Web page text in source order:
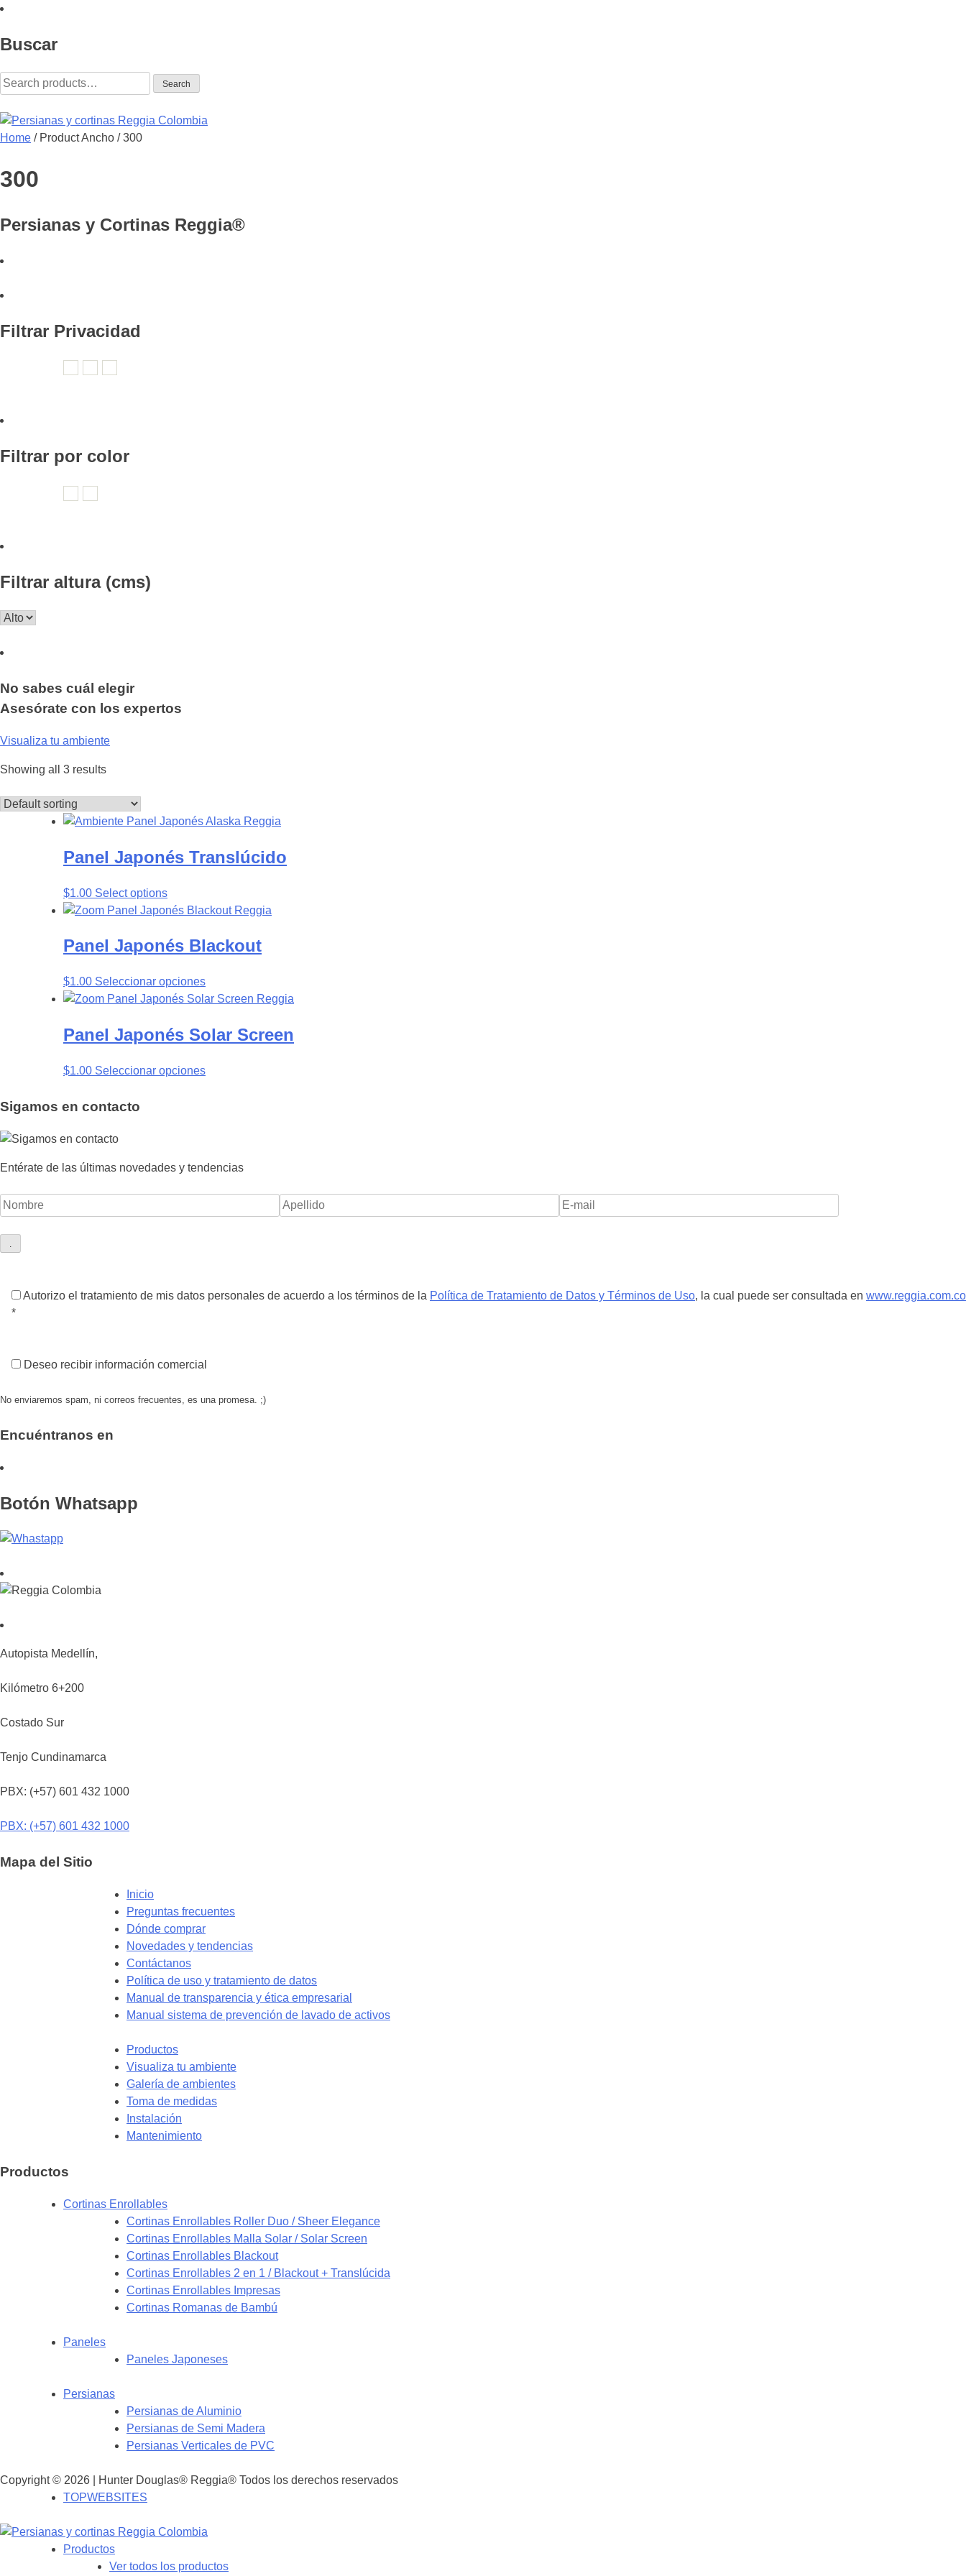
Skip
content
Buscar
Search
for:
Search
Home / Product Ancho / 300
300
Persianas y Cortinas Reggia®
Filtrar Privacidad
Filtrar por color
Filtrar altura (cms)
No sabes cuál elegir
Asesórate con los expertos
Visualiza tu ambiente
Showing all 3 results
Panel Japonés Translúcido
$1.00 Select options
Panel Japonés Blackout
$1.00 Seleccionar opciones
Panel Japonés Solar Screen
$1.00 Seleccionar opciones
Sigamos en contacto
Entérate de las últimas novedades y tendencias
Autorizo el tratamiento de mis datos personales de acuerdo a los términos de la Política de Tratamiento de Datos y Términos de Uso, la cual puede ser consultada en www.reggia.com.co
*
Deseo recibir información comercial
No enviaremos spam, ni correos frecuentes, es una promesa. ;)
Encuéntranos en
Botón Whatsapp
Autopista Medellín,
Kilómetro 6+200
Costado Sur
Tenjo Cundinamarca
PBX: (+57) 601 432 1000
PBX: (+57) 601 432 1000
Mapa del Sitio
Inicio
Preguntas frecuentes
Dónde comprar
Novedades y tendencias
Contáctanos
Política de uso y tratamiento de datos
Manual de transparencia y ética empresarial
Manual sistema de prevención de lavado de activos
Productos
Visualiza tu ambiente
Galería de ambientes
Toma de medidas
Instalación
Mantenimiento
Productos
Cortinas Enrollables
Cortinas Enrollables Roller Duo / Sheer Elegance
Cortinas Enrollables Malla Solar / Solar Screen
Cortinas Enrollables Blackout
Cortinas Enrollables 2 en 1 / Blackout + Translúcida
Cortinas Enrollables Impresas
Cortinas Romanas de Bambú
Paneles
Paneles Japoneses
Persianas
Persianas de Aluminio
Persianas de Semi Madera
Persianas Verticales de PVC
Copyright © 2026 | Hunter Douglas® Reggia® Todos los derechos reservados
TOPWEBSITES
Productos
Ver todos los productos